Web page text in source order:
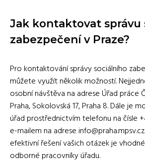
Jak kontaktovat správu
zabezpečení v Praze?
Pro kontaktování správy sociálního
můžete využít několik možností.
osobní návštěva na adrese Úřad práce
Praha, Sokolovská 17, Praha 8. Dále je
úřad prostřednictvím telefonu na čísle
e-mailem na adrese
efektivní řešení vašich otázek je
odborné pracovníky úřadu.